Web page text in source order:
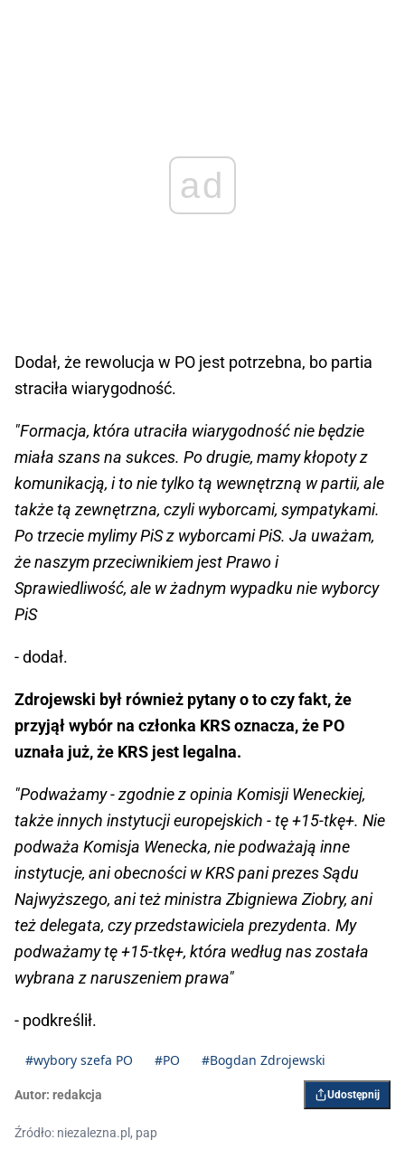
ad
Dodał, że rewolucja w PO jest potrzebna, bo partia
straciła wiarygodność.
"Formacja, która utraciła wiarygodność nie będzie
miała szans na sukces. Po drugie, mamy kłopoty z
komunikacją, i to nie tylko tą wewnętrzną w partii, ale
także tą zewnętrzna, czyli wyborcami, sympatykami.
Po trzecie mylimy PiS z wyborcami PiS. Ja uważam,
że naszym przeciwnikiem jest Prawo i
Sprawiedliwość, ale w żadnym wypadku nie wyborcy
PiS
- dodał.
Zdrojewski był również pytany o to czy fakt, że
przyjął wybór na członka KRS oznacza, że PO
uznała już, że KRS jest legalna.
"Podważamy - zgodnie z opinia Komisji Weneckiej,
także innych instytucji europejskich - tę +15-tkę+. Nie
podważa Komisja Wenecka, nie podważają inne
instytucje, ani obecności w KRS pani prezes Sądu
Najwyższego, ani też ministra Zbigniewa Ziobry, ani
też delegata, czy przedstawiciela prezydenta. My
podważamy tę +15-tkę+, która według nas została
wybrana z naruszeniem prawa"
- podkreślił.
#wybory szefa PO #PO #Bogdan Zdrojewski
Autor: redakcja Udostępnij
Źródło: niezalezna.pl, pap